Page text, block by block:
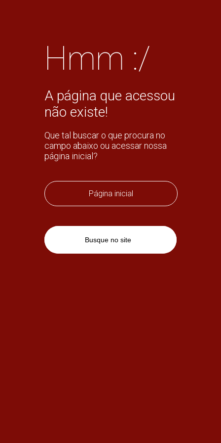
Hmm :/
A página que acessou
não existe!
Que tal buscar o que procura no
campo abaixo ou acessar nossa
página inicial?
Página inicial